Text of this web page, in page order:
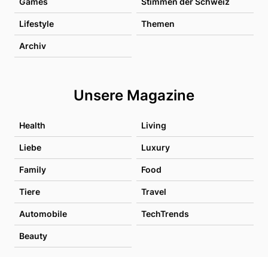
Lifestyle Themen
Archiv
Unsere Magazine
Health Living
Liebe Luxury
Family Food
Tiere Travel
Automobile TechTrends
Beauty